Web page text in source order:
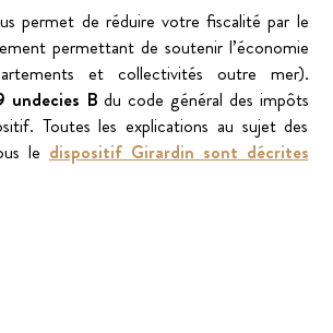
permet de réduire votre fiscalité par le
permettant de soutenir l’économie
et collectivités outre mer).
undecies B du code général des impôts
Toutes les explications au sujet des
le dispositif Girardin sont décrites